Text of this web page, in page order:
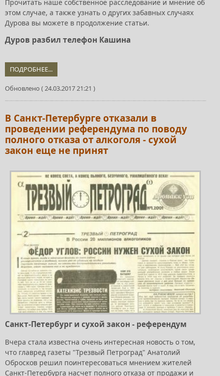
Прочитать наше собственное расследование и мнение об
этом случае, а также узнать о других забавных случаях
Дурова вы можете в продолжение статьи.
Дуров разбил телефон Кашина
ПОДРОБНЕЕ...
Обновлено ( 24.03.2017 21:21 )
В Санкт-Петербурге отказали в
проведении референдума по поводу
полного отказа от алкоголя - сухой
закон еще не принят
Санкт-Петербург и сухой закон - референдум
Вчера стала известна очень интересная новость о том,
что главред газеты "Трезвый Петроград" Анатолий
Обросков решил поинтересоваться мнением жителей
Санкт-Петербурга насчет полного отказа от продажи и